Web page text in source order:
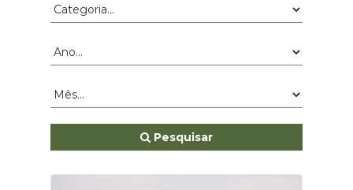
Pesquisar